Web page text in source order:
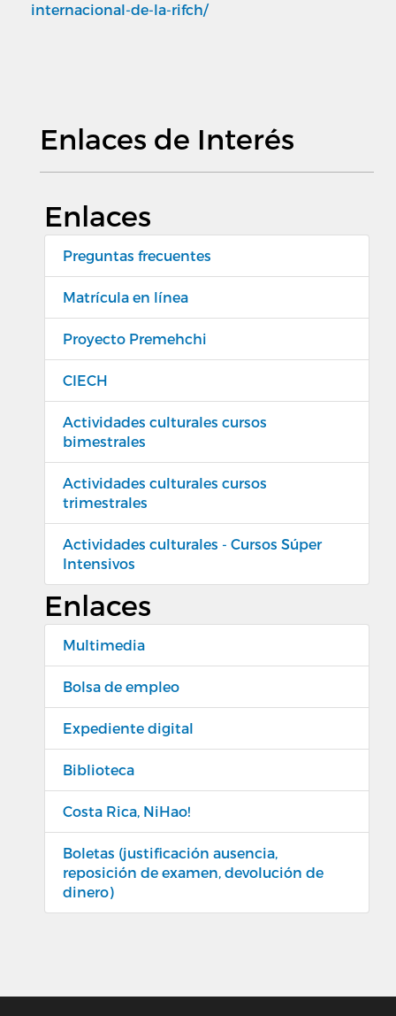
internacional-de-la-rifch/
Enlaces de Interés
Enlaces
Preguntas frecuentes
Matrícula en línea
Proyecto Premehchi
CIECH
Actividades culturales cursos
bimestrales
Actividades culturales cursos
trimestrales
Actividades culturales - Cursos Súper
Intensivos
Enlaces
Multimedia
Bolsa de empleo
Expediente digital
Biblioteca
Costa Rica, NiHao!
Boletas (justificación ausencia,
reposición de examen, devolución de
dinero)